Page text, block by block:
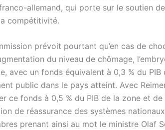
allemand, qui porte sur le soutien
compétitivité.
prévoit pourtant qu’en cas de
du niveau de chômage,
avec un fonds équivalent à 0,3 % du PIB
public dans le pays atteint. Avec
ce fonds à 0,5 % du PIB de la zone et
de réassurance des systèmes
prenant ainsi au mot le ministre Olaf